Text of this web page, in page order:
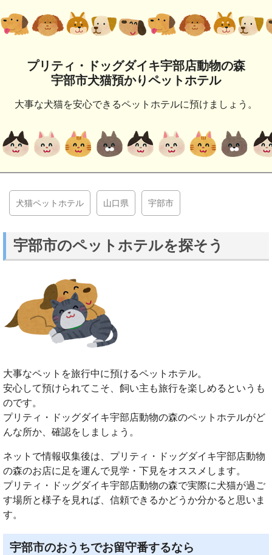
プリティ・ドッグダイキ宇部店動物の森
宇部市犬猫預かりペットホテル
大事な犬猫を安心できるペットホテルに預けましょう。
犬猫ペットホテル 山口県 宇部市
宇部市のペットホテルを探そう
大事なペットを旅行中に預けるペットホテル。
安心して預けられてこそ、飼い主も旅行を楽しめるというも
のです。
プリティ・ドッグダイキ宇部店動物の森のペットホテルがど
んな所か、確認をしましょう。
ネットで情報収集後は、プリティ・ドッグダイキ宇部店動物
の森のお店に足を運んで見学・下見をオススメします。
プリティ・ドッグダイキ宇部店動物の森で実際に犬猫が過ご
す場所と様子を見れば、信頼できるかどうか分かると思いま
す。
宇部市のおうちでお留守番するなら